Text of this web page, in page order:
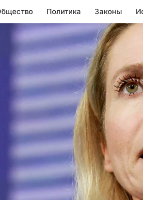
Политика Законы